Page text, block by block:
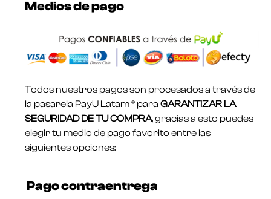
Medios de pago
Todos nuestros pagos son procesados a través de
la pasarela PayU Latam ® para GARANTIZAR LA
SEGURIDAD DE TU COMPRA, gracias a esto puedes
elegir tu medio de pago favorito entre las
siguientes opciones:
Pago contraentrega